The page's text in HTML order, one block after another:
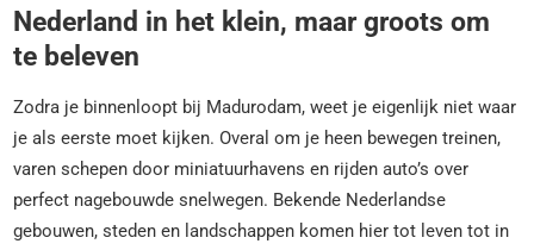
Nederland in het klein, maar groots om
te beleven
Zodra je binnenloopt bij Madurodam, weet je eigenlijk niet waar
je als eerste moet kijken. Overal om je heen bewegen treinen,
varen schepen door miniatuurhavens en rijden auto’s over
perfect nagebouwde snelwegen. Bekende Nederlandse
gebouwen, steden en landschappen komen hier tot leven tot in